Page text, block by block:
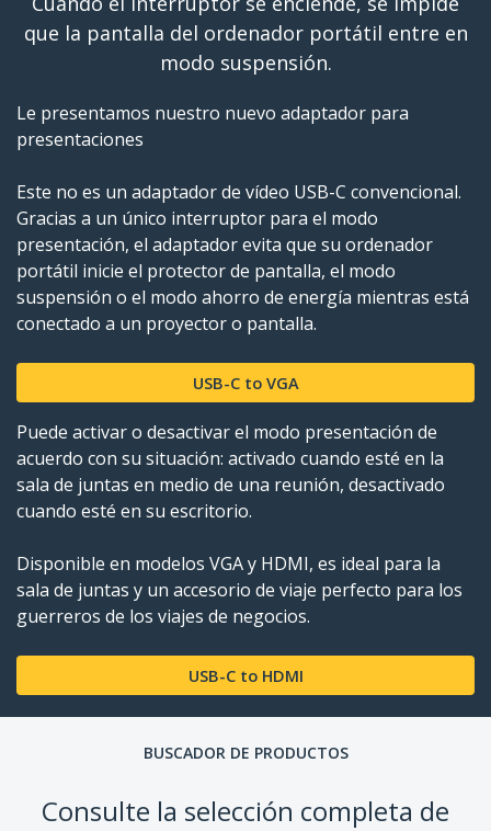
VER TODOS LOS ADAPTADORES Thunderbolt 3
VER TODOS LOS ADAPTADORES USB 3.0
Soporta una resolución de salida de vídeo de hasta
4K a 60Hz, para aplicaciones gráficas avanzadas
VER TODOS LOS ADAPTADORES USB-C
DisplayPort
que la pantalla del ordenador portátil entre en
modo suspensión.
Le presentamos nuestro nuevo adaptador para
presentaciones
Este no es un adaptador de vídeo USB-C convencional.
Gracias a un único interruptor para el modo
presentación, el adaptador evita que su ordenador
portátil inicie el protector de pantalla, el modo
suspensión o el modo ahorro de energía mientras está
conectado a un proyector o pantalla.
USB-C to VGA
Puede activar o desactivar el modo presentación de
acuerdo con su situación: activado cuando esté en la
sala de juntas en medio de una reunión, desactivado
cuando esté en su escritorio.
Disponible en modelos VGA y HDMI, es ideal para la
sala de juntas y un accesorio de viaje perfecto para los
guerreros de los viajes de negocios.
USB-C to HDMI
BUSCADOR DE PRODUCTOS
Consulte la selección completa de